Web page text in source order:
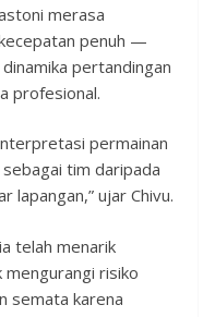
merasa
penuh —
pertandingan
profesional.
permainan
tim daripada
lapangan,” ujar Chivu.
telah menarik
risiko
semata karena